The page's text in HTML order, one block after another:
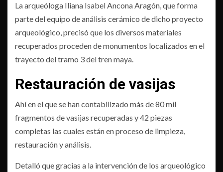
La arqueóloga Iliana Isabel Ancona Aragón, que forma
parte del equipo de análisis cerámico de dicho proyecto
arqueológico, precisó que los diversos materiales
recuperados proceden de monumentos localizados en el
trayecto del tramo 3 del tren maya.
Restauración de vasijas
Ahí en el que se han contabilizado más de 80 mil
fragmentos de vasijas recuperadas y 42 piezas
completas las cuales están en proceso de limpieza,
restauración y análisis.
Detalló que gracias a la intervención de los arqueológico